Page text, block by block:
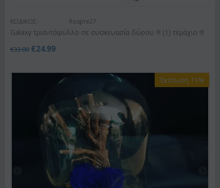
ΚΩΔΙΚΟΣ: Rospre27
Galaxy τριαντάφυλλο σε συσκευασία δώρου !!! (1) τεμάχιo !!!
€32.00 €24.99
Έκπτωση 11%